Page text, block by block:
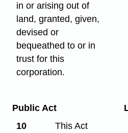
in or arising out of
land, granted, given,
devised or
bequeathed to or in
trust for this
corporation.
Public Act
10
This Act